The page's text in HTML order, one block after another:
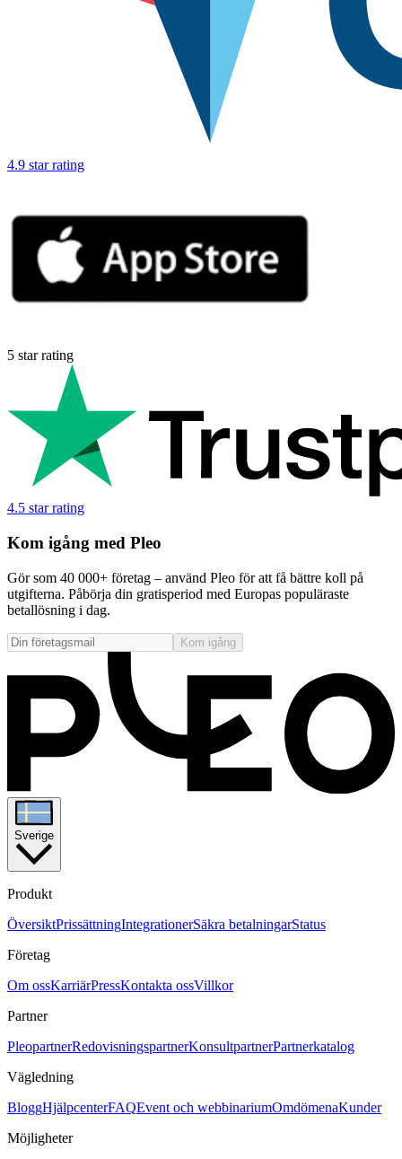
4.9 star rating
5 star rating
4.5 star rating
Kom igång med Pleo
Gör som 40 000+ företag – använd Pleo för att få bättre koll på
utgifterna. Påbörja din gratisperiod med Europas populäraste
betallösning i dag.
Kom igång
Sverige
Produkt
ÖversiktPrissättningIntegrationerSäkra betalningarStatus
Företag
Om ossKarriärPressKontakta ossVillkor
Partner
PleopartnerRedovisningspartnerKonsultpartnerPartnerkatalog
Vägledning
BloggHjälpcenterFAQEvent och webbinariumOmdömenaKunder
Möjligheter